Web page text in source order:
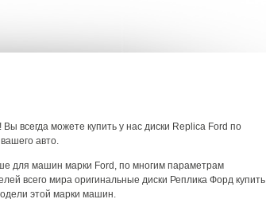
всегда можете купить у нас диски Replica Ford по
авто.
для машин марки Ford, по многим параметрам
всего мира оригинальные диски Реплика Форд купить
этой марки машин.